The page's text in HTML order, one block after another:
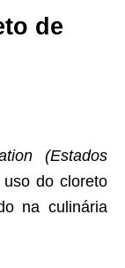
de
(Estados
do cloreto
na culinária